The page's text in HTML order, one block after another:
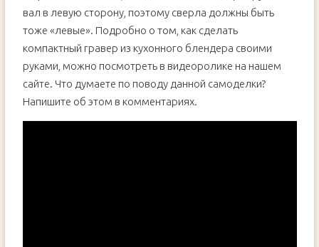
вал в левую сторону, поэтому сверла должны быть
тоже «левые». Подробно о том, как сделать
компактный гравер из кухонного блендера своими
руками, можно посмотреть в видеоролике на нашем
сайте. Что думаете по поводу данной самоделки?
Напишите об этом в комментариях.